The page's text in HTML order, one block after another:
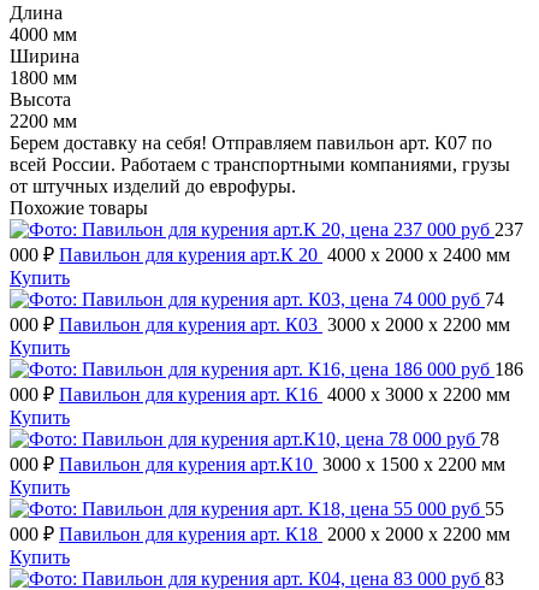
Длина
4000 мм
Ширина
1800 мм
Высота
2200 мм
Берем доставку на себя! Отправляем павильон арт. К07 по
всей России. Работаем с транспортными компаниями, грузы
от штучных изделий до еврофуры.
Похожие товары
237
000 ₽ Павильон для курения арт.К 20 4000 x 2000 x 2400 мм
Купить
74
000 ₽ Павильон для курения арт. К03 3000 x 2000 x 2200 мм
Купить
186
000 ₽ Павильон для курения арт. К16 4000 x 3000 x 2200 мм
Купить
78
000 ₽ Павильон для курения арт.К10 3000 x 1500 x 2200 мм
Купить
55
000 ₽ Павильон для курения арт. К18 2000 x 2000 x 2200 мм
Купить
83